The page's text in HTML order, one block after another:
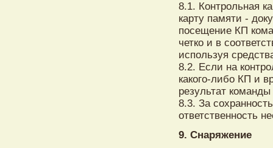
8.1. Контрольная
карту памяти -
посещение КП
четко и в
используя
8.2. Если на
какого-либо КП и
результат
8.3. За
ответственность
9. Снаряжение